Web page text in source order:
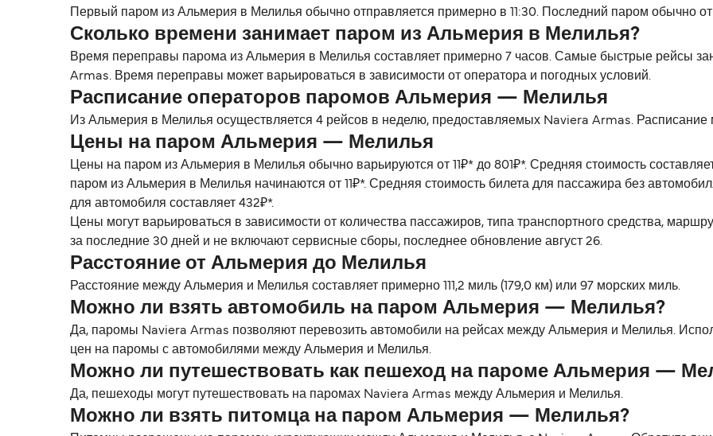
Первый паром из Альмерия в Мелилья обычно отправляется примерно в 11:30. Последний паром обычно
Сколько времени занимает паром из Альмерия в Мелилья?
Время переправы парома из Альмерия в Мелилья составляет примерно 7 часов. Самые быстрые рейсы
Armas. Время переправы может варьироваться в зависимости от оператора и погодных условий.
Расписание операторов паромов Альмерия — Мелилья
Из Альмерия в Мелилья осуществляется 4 рейсов в неделю, предоставляемых Naviera Armas. Расписание
Цены на паром Альмерия — Мелилья
Цены на паром из Альмерия в Мелилья обычно варьируются от 11₽* до 801₽*. Средняя стоимость
паром из Альмерия в Мелилья начинаются от 11₽*. Средняя стоимость билета для пассажира без
для автомобиля составляет 432₽*.
Цены могут варьироваться в зависимости от количества пассажиров, типа транспортного средства,
за последние 30 дней и не включают сервисные сборы, последнее обновление август 26.
Расстояние от Альмерия до Мелилья
Расстояние между Альмерия и Мелилья составляет примерно 111,2 миль (179,0 км) или 97 морских миль.
Можно ли взять автомобиль на паром Альмерия — Мелилья?
Да, паромы Naviera Armas позволяют перевозить автомобили на рейсах между Альмерия и Мелилья.
цен на паромы с автомобилями между Альмерия и Мелилья.
Можно ли путешествовать как пешеход на пароме Альмерия —
Да, пешеходы могут путешествовать на паромах Naviera Armas между Альмерия и Мелилья.
Можно ли взять питомца на паром Альмерия — Мелилья?